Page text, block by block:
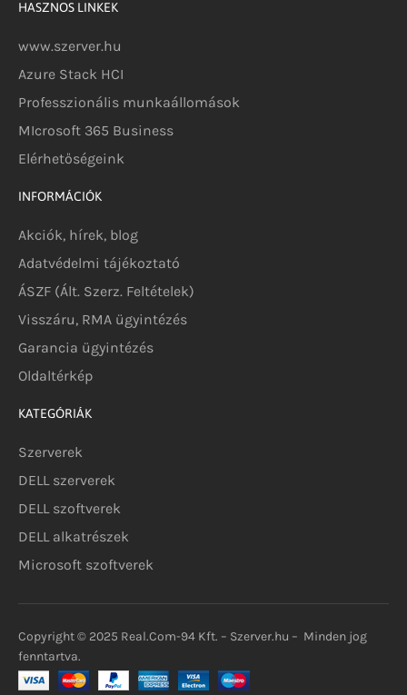
HASZNOS LINKEK
www.szerver.hu
Azure Stack HCI
Professzionális munkaállomások
MIcrosoft 365 Business
Elérhetőségeink
INFORMÁCIÓK
Akciók, hírek, blog
Adatvédelmi tájékoztató
ÁSZF (Ált. Szerz. Feltételek)
Visszáru, RMA ügyintézés
Garancia ügyintézés
Oldaltérkép
KATEGÓRIÁK
Szerverek
DELL szerverek
DELL szoftverek
DELL alkatrészek
Microsoft szoftverek
Copyright © 2025 Real.Com-94 Kft. – Szerver.hu – Minden jog
fenntartva.